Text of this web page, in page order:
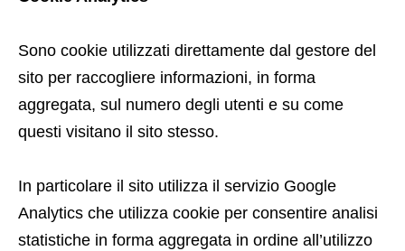
Sono cookie utilizzati direttamente dal gestore del
sito per raccogliere informazioni, in forma
aggregata, sul numero degli utenti e su come
questi visitano il sito stesso.
In particolare il sito utilizza il servizio Google
Analytics che utilizza cookie per consentire analisi
statistiche in forma aggregata in ordine all’utilizzo